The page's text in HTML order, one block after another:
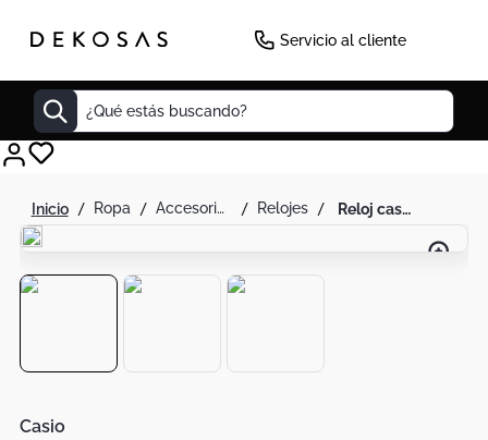
Servicio al cliente
¿Qué estás buscando?
ropa accesorios de moda relojes reloj casio para hombre cuero original mtp-1374l-1avdf
Casio
Decoracion
Cuadro
Sillas